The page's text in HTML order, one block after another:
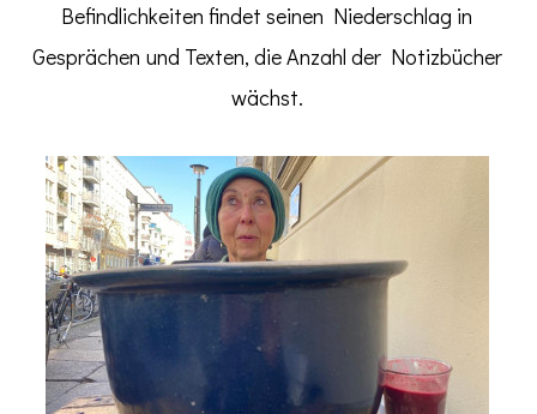
Befindlichkeiten findet seinen Niederschlag in
Gesprächen und Texten, die Anzahl der Notizbücher
wächst.